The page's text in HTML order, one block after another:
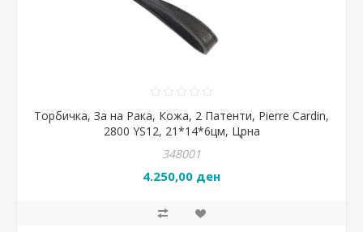
Торбичка, За на Рака, Кожа, 2 Патенти, Pierre Cardin,
2800 YS12, 21*14*6цм, Црна
348001
4.250,00 ден